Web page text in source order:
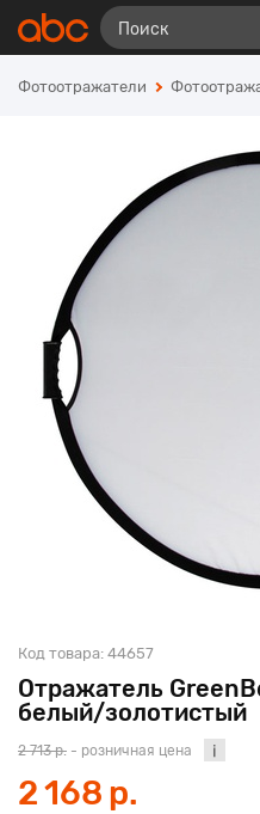
Фотоотражатели
Отражатель
белый/золотистый
Код товара: 44657
2 713 р. - розничная цена
2 168 р.